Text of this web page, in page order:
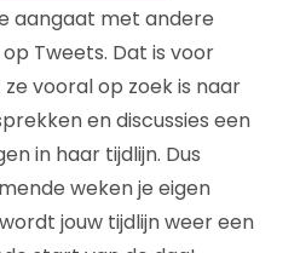
aangaat met andere
Tweets. Dat is voor
vooral op zoek is naar
en discussies een
in haar tijdlijn. Dus
weken je eigen
jouw tijdlijn weer een